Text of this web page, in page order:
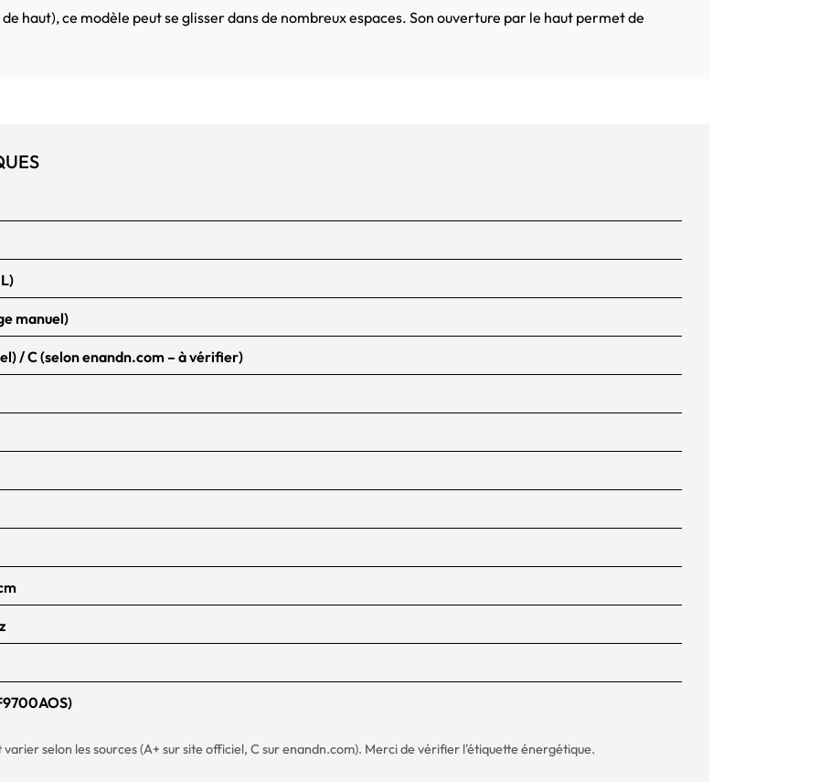
haut), ce modèle peut se glisser dans de nombreux espaces. Son ouverture par le haut permet de
manuel)
/ C (selon enandn.com – à vérifier)
selon les sources (A+ sur site officiel, C sur enandn.com). Merci de vérifier l'étiquette énergétique.